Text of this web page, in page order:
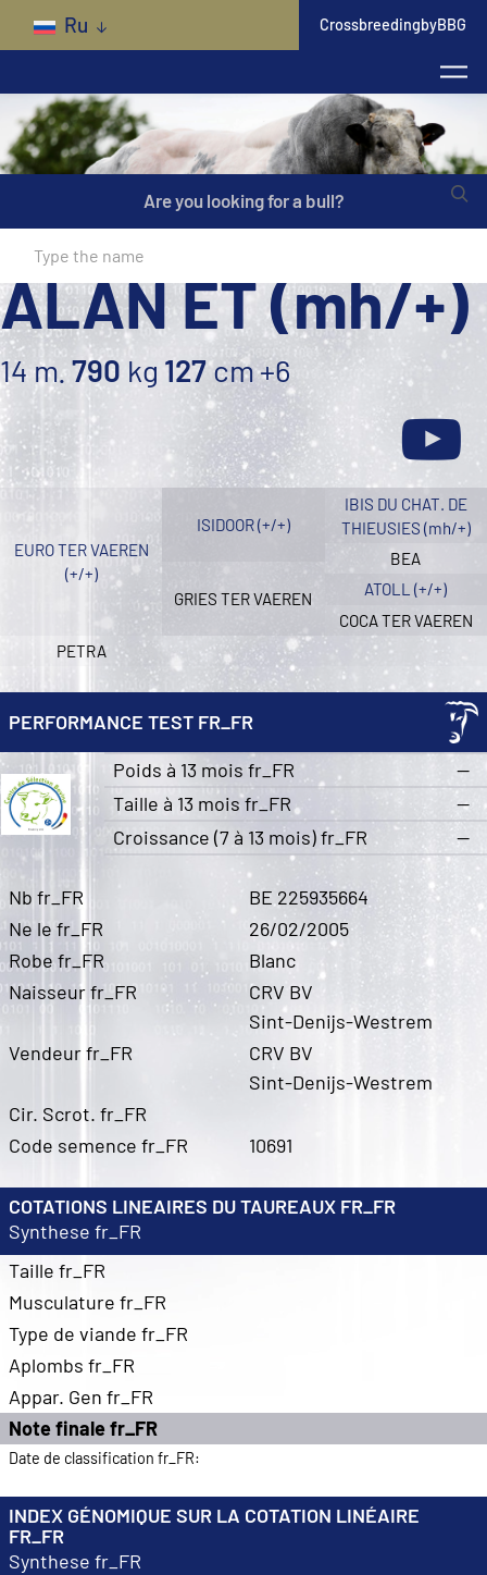
Skip to main content
Ru CrossbreedingbyBBG
Are you looking for a bull?
ALAN ET (mh/+)
14 m.790 kg 127cm +6
EURO TER VAEREN
(+/+)
ISIDOOR (+/+)
GRIES TER VAEREN
IBIS DU CHAT. DE
THIEUSIES (mh/+)
BEA
ATOLL (+/+)
COCA TER VAEREN
PETRA
PERFORMANCE TEST FR_FR
Poids à 13 mois fr_FR
—
Taille à 13 mois fr_FR
—
Croissance (7 à 13 mois) fr_FR
—
Nb fr_FR
BE 225935664
Ne le fr_FR
26/02/2005
Robe fr_FR
Blanc
Naisseur fr_FR
CRV BV
Sint-Denijs-Westrem
Vendeur fr_FR
CRV BV
Sint-Denijs-Westrem
Cir. Scrot. fr_FR
Code semence fr_FR
10691
COTATIONS LINEAIRES DU TAUREAUX FR_FR
Synthese fr_FR
Taille fr_FR
Musculature fr_FR
Type de viande fr_FR
Aplombs fr_FR
Appar. Gen fr_FR
Note finale fr_FR
Date de classification fr_FR:
INDEX GÉNOMIQUE SUR LA COTATION LINÉAIRE
FR_FR
Synthese fr_FR